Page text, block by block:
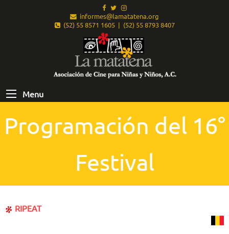
informes@lamatatena.org
(52) 55 8571 1605 | (52) 55 8793 8407
Menu
Programación del 16°
Festival
RIPEAT